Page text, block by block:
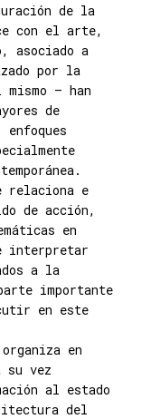
de la
con el arte,
asociado a
por la
– han
de
relaciona e
de acción,
en
interpretar
a la
importante
en este
en
su vez
al estado
del